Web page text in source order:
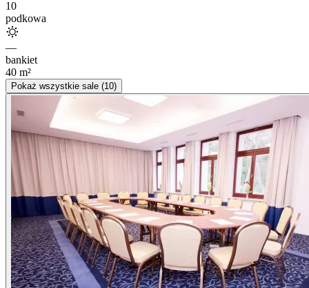
10
podkowa
—
bankiet
40 m²
Pokaż wszystkie sale (10)